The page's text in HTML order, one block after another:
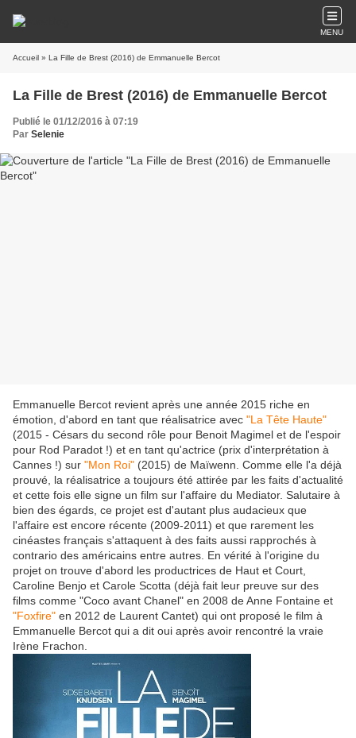
MENU
Accueil » La Fille de Brest (2016) de Emmanuelle Bercot
La Fille de Brest (2016) de Emmanuelle Bercot
Publié le 01/12/2016 à 07:19
Par Selenie
Emmanuelle Bercot revient après une année 2015 riche en
émotion, d'abord en tant que réalisatrice avec "La Tête Haute"
(2015 - Césars du second rôle pour Benoit Magimel et de l'espoir
pour Rod Paradot !) et en tant qu'actrice (prix d'interprétation à
Cannes !) sur "Mon Roi" (2015) de Maïwenn. Comme elle l'a déjà
prouvé, la réalisatrice a toujours été attirée par les faits d'actualité
et cette fois elle signe un film sur l'affaire du Mediator. Salutaire à
bien des égards, ce projet est d'autant plus audacieux que
l'affaire est encore récente (2009-2011) et que rarement les
cinéastes français s'attaquent à des faits aussi rapprochés à
contrario des américains entre autres. En vérité à l'origine du
projet on trouve d'abord les productrices de Haut et Court,
Caroline Benjo et Carole Scotta (déjà fait leur preuve sur des
films comme "Coco avant Chanel" en 2008 de Anne Fontaine et
"Foxfire" en 2012 de Laurent Cantet) qui ont proposé le film à
Emmanuelle Bercot qui a dit oui après avoir rencontré la vraie
Irène Frachon.